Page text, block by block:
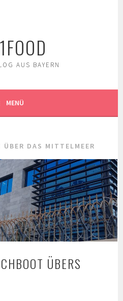
AUS BAYERN
MENÜ
ÜBER DAS MITTELMEER
ÜBERS